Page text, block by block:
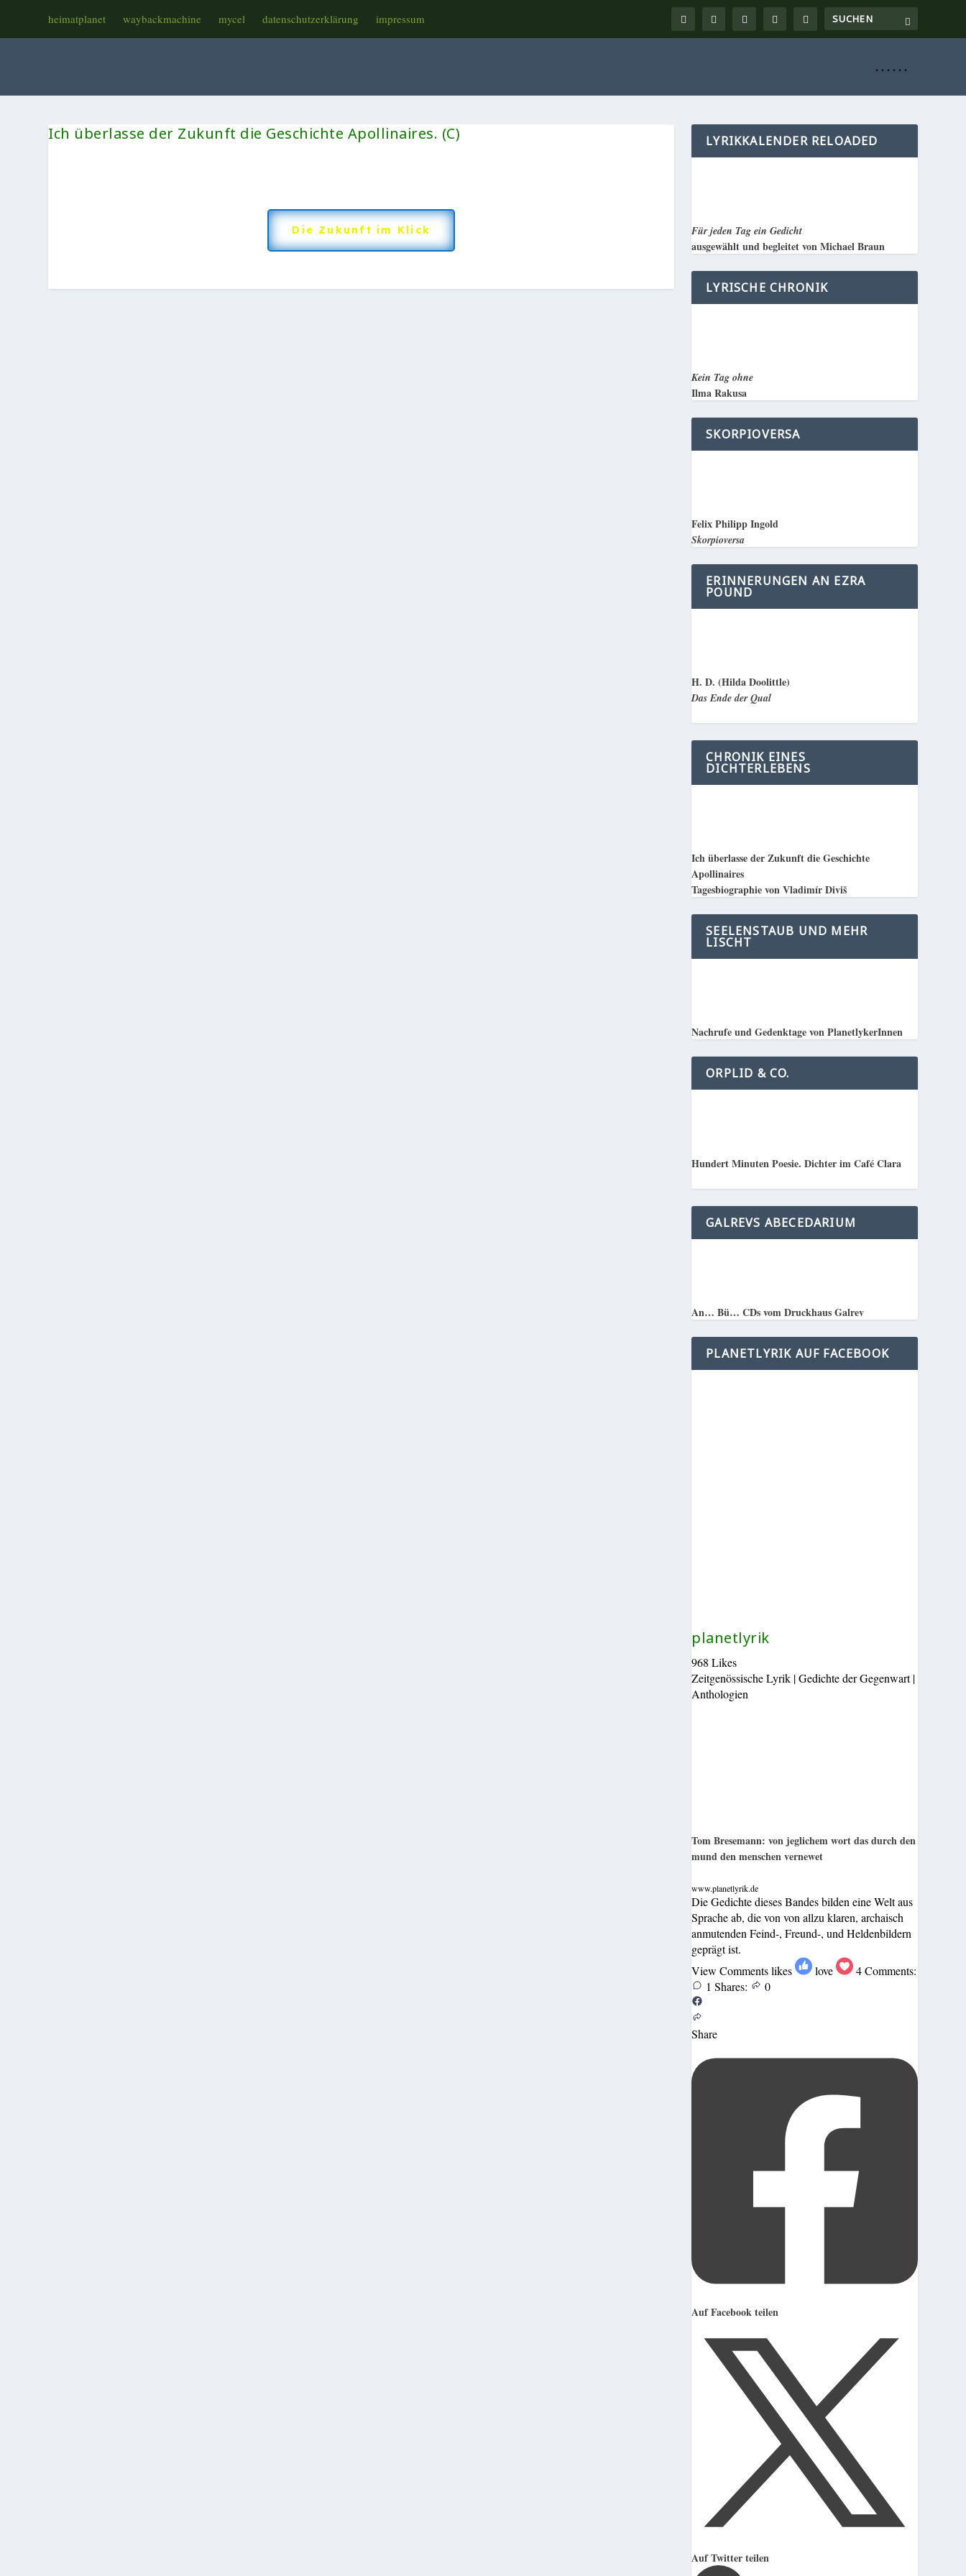
heimatplanet waybackmachine mycel datenschutzerklärung impressum
. . . . . .
Ich überlasse der Zukunft die Geschichte Apollinaires. (C)
Die Zukunft im Klick
LYRIKKALENDER RELOADED
Für jeden Tag ein Gedicht
ausgewählt und begleitet von Michael Braun
LYRISCHE CHRONIK
Kein Tag ohne
Ilma Rakusa
SKORPIOVERSA
Felix Philipp Ingold
Skorpioversa
ERINNERUNGEN AN EZRA
POUND
H. D. (Hilda Doolittle)
Das Ende der Qual
CHRONIK EINES
DICHTERLEBENS
Ich überlasse der Zukunft die Geschichte
Apollinaires
Tagesbiographie von Vladimír Diviš
SEELENSTAUB UND MEHR
LISCHT
Nachrufe und Gedenktage von PlanetlykerInnen
ORPLID & CO.
Hundert Minuten Poesie. Dichter im Café Clara
GALREVS ABECEDARIUM
An… Bü… CDs vom Druckhaus Galrev
PLANETLYRIK AUF FACEBOOK
planetlyrik
968 Likes
Zeitgenössische Lyrik | Gedichte der Gegenwart |
Anthologien
Tom Bresemann: von jeglichem wort das durch den
mund den menschen vernewet
www.planetlyrik.de
Die Gedichte dieses Bandes bilden eine Welt aus
Sprache ab, die von von allzu klaren, archaisch
anmutenden Feind-, Freund-, und Heldenbildern
geprägt ist.
View Comments likes love 4 Comments:
1 Shares: 0
Share
Auf Facebook teilen
Auf Twitter teilen